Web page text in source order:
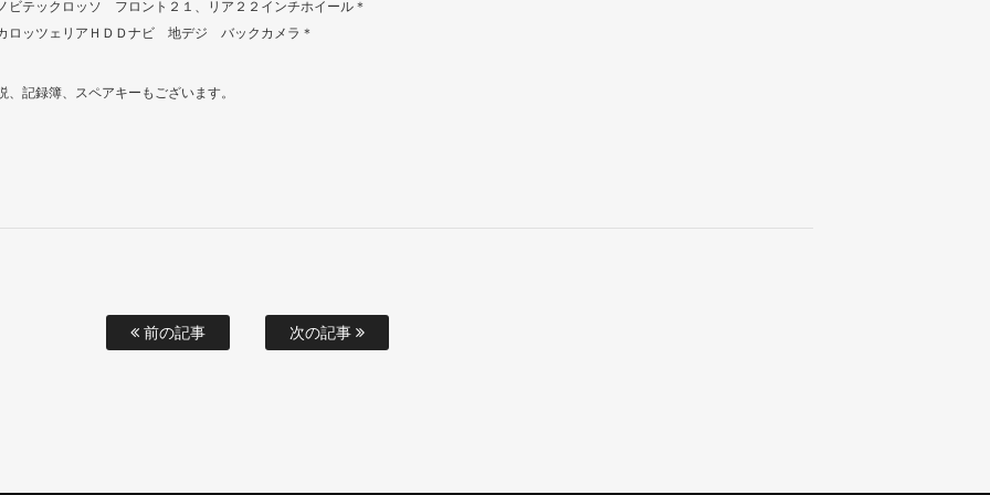
ビテックロッソ フロント２１、リア２２インチホイール＊
ロッツェリアＨＤＤナビ 地デジ バックカメラ＊
、記録簿、スペアキーもございます。
前の記事 次の記事